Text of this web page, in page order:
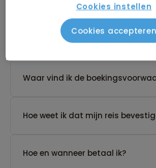
De reis van mijn keuze heeft nog
gegarandeerd vertrek. Wat nu?
Waar vind ik de
Hoe weet ik dat mijn reis
Hoe en wanneer betaal ik?
Cookies instellen
Cookies accepteren